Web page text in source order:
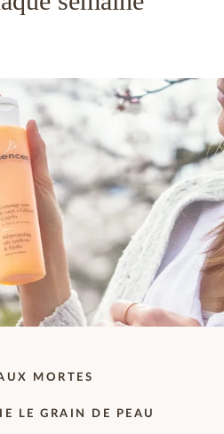
MORTES
LE GRAIN DE PEAU